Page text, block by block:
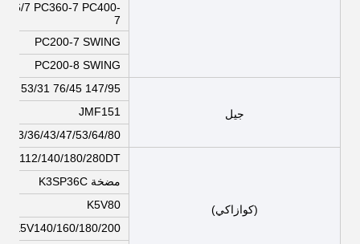
6/7 PC360-7 PC400-
7
PC200-7 SWING
PC200-8 SWING
جيل
64 53/31 76/45 147/95
JMF151
36/43/47/53/64/80
(كوازاكي)
112/140/180/280DT
مضخة K3SP36C
K5V80
K5V140/160/180/200